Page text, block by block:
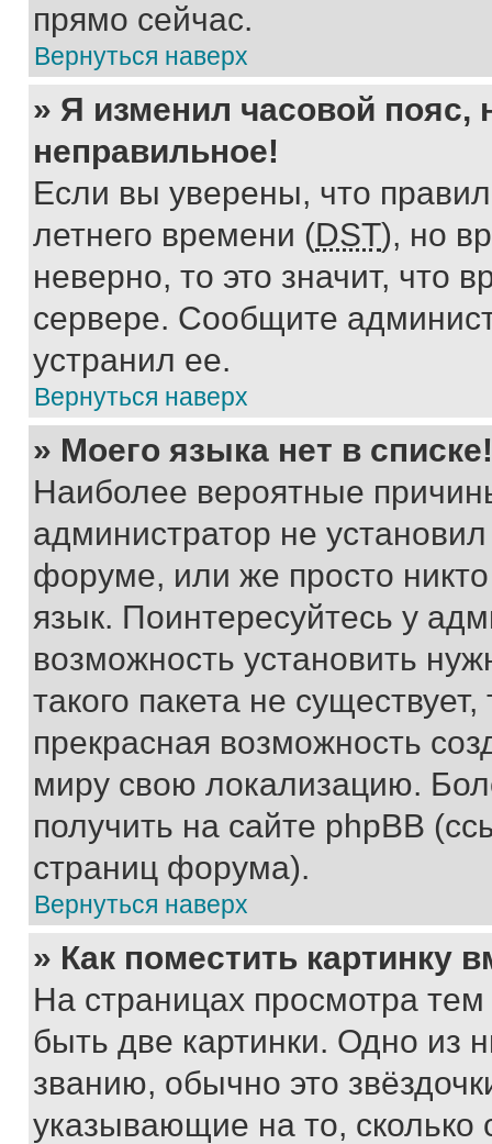
прямо сейчас.
Вернуться наверх
» Я изменил часовой пояс,
неправильное!
Если вы уверены, что
летнего времени (DST), но
неверно, то это значит, что
сервере. Сообщите
устранил ее.
Вернуться наверх
» Моего языка нет в списке!
Наиболее вероятные
администратор не
форуме, или же просто
язык. Поинтересуйтесь у
возможность установить
такого пакета не
прекрасная возможность
миру свою локализацию.
получить на сайте phpBB
страниц форума).
Вернуться наверх
» Как поместить картинку
На страницах просмотра
быть две картинки. Одно из
званию, обычно это
указывающие на то,